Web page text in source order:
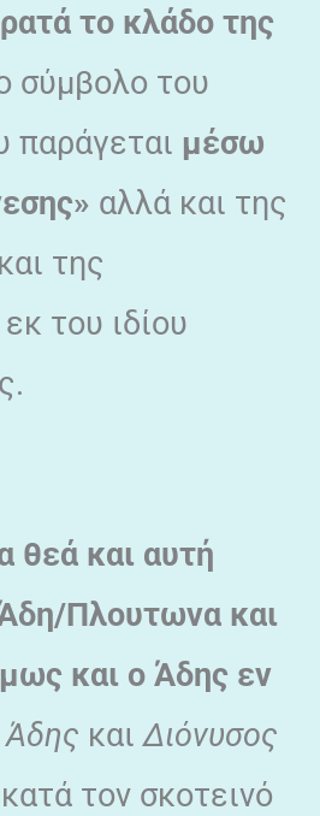
το κλάδο της
σύμβολο του
παράγεται μέσω
αλλά και της
της
του ιδίου
θεά και αυτή
Πλουτωνα και
και ο Άδης εν
Άδης καιΔιόνυσος
τον σκοτεινό